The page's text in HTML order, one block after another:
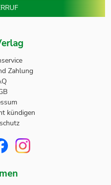
Zahlung
kündigen